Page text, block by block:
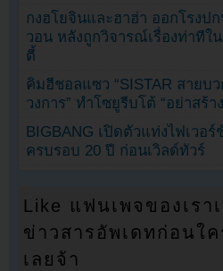
กงฮโยจินและฮาฮ่า ออกโรงป
วอน หลังถูกวิจารณ์เรื่องท่าทีใน
ตี้
คิมฮีชอลแซว “SISTAR สายบ
วงการ” ทำโซยูรีบโต้ “อย่าสร้า
BIGBANG เปิดตัวแท่งไฟเวอ
ครบรอบ 20 ปี ก่อนเวิลด์ทัวร์
Like แฟนเพจของเรา
ข่าวสารอัพเดทก่อนใ
เลยจ้า